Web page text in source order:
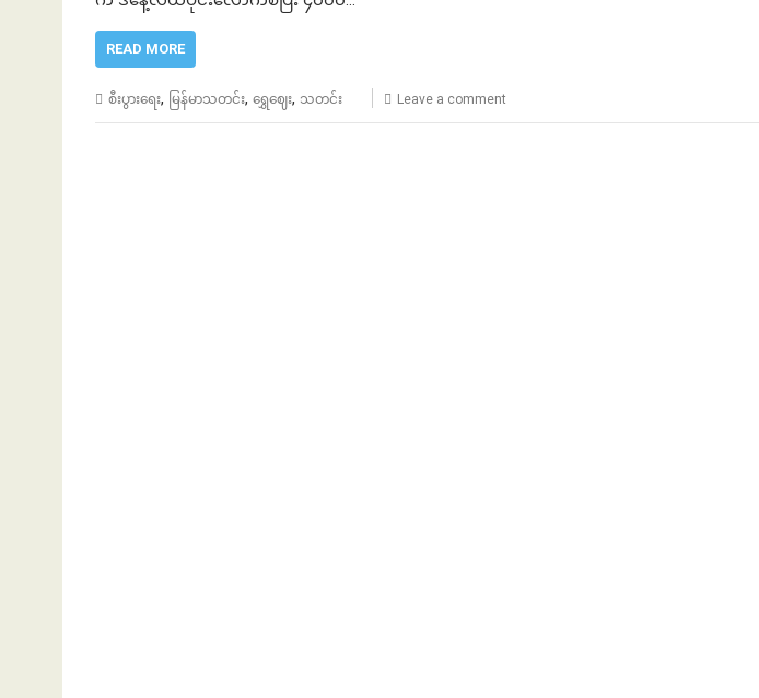
READ MORE
စီးပွားရေး, မြန်မာသတင်း, ရွှေဈေး, သတင်း Leave a comment